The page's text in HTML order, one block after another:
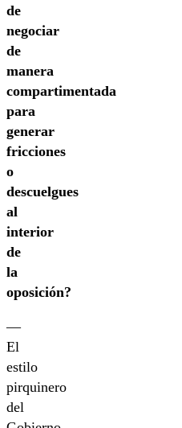
de
negociar
de
manera
compartimentada
para
generar
fricciones
o
descuelgues
al
interior
de
la
oposición?
—
El
estilo
pirquinero
del